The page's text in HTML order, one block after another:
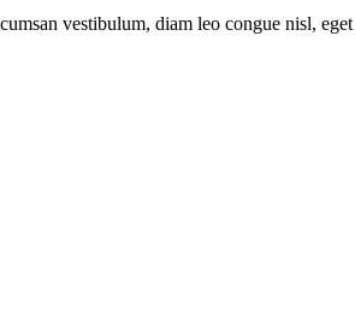
vestibulum, diam leo congue nisl,